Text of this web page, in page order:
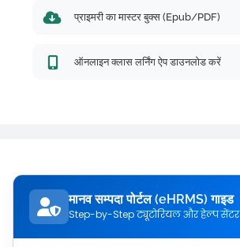
प्राइमरी का मास्टर बुक्स (Epub/PDF)
ऑनलाइन क्लास लर्निंग ऐप डाउनलोड करें
मानव सम्पदा पोर्टल (eHRMS) गाइड
Step-by-Step ट्यूटोरियल और हेल्प सेंटर